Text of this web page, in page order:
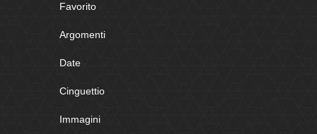
Favorito
Argomenti
Date
Cinguettio
Immagini